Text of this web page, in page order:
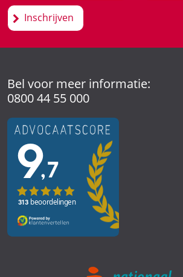
Inschrijven
Bel voor meer informatie:
0800 44 55 000